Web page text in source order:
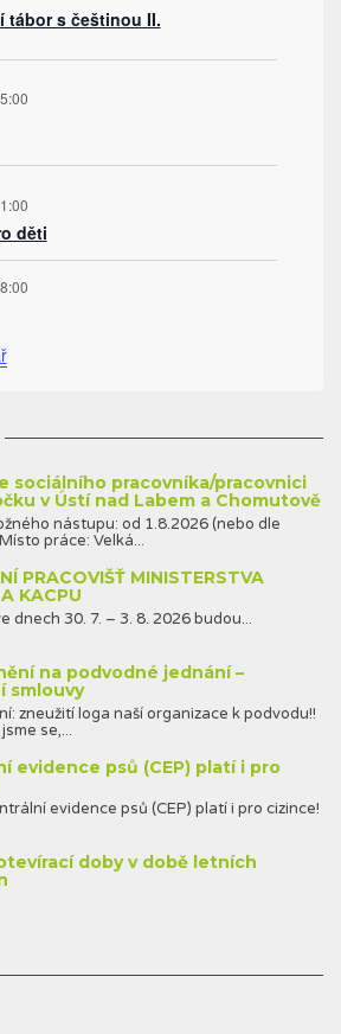
tábor s češtinou II.
děti
sociálního pracovníka/pracovnici
v Ústí nad Labem a Chomutově
nástupu: od 1.8.2026 (nebo dle
práce: Velká...
PRACOVIŠŤ MINISTERSTVA
KACPU
dnech 30. 7. – 3. 8. 2026 budou...
na podvodné jednání –
smlouvy
zneužití loga naší organizace k podvodu!!
se,...
evidence psů (CEP) platí i pro
evidence psů (CEP) platí i pro cizince!
doby v době letních